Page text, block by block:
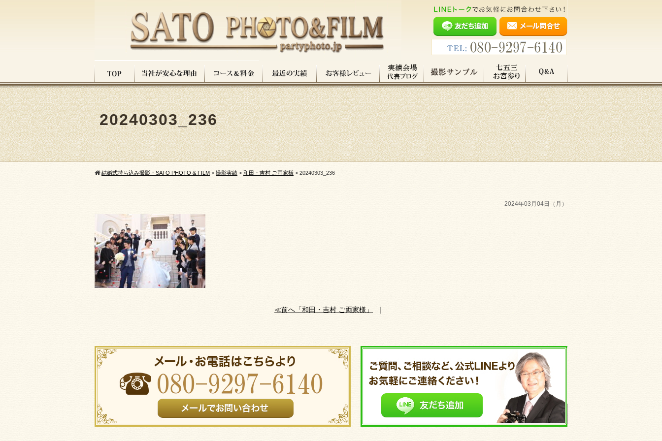
20240303_236
結婚式持ち込み撮影・SATO PHOTO & FILM > 撮影実績 > 和田・吉村 ご両家様 > 20240303_236
2024年03月04日（月）
≪前へ「和田・吉村 ご両家様」 ｜